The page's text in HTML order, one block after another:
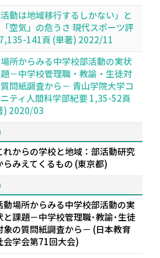
活動は地域移行するしかない」と
空気」の危うさ 現代スポーツ評
141頁 (単著) 2022/11
所からみる中学校部活動の実状
－中学校管理職・教諭・生徒対
問紙調査から－ 青山学院大学コ
ティ人間科学部紀要 1,35-52頁
) 2020/03
れからの学校と地域：部活動研究
らみえてくるもの (東京都)
動場所からみる中学校部活動の実
と課題－中学校管理職･教諭･生徒
象の質問紙調査から－ (日本教育
会学会第71回大会)